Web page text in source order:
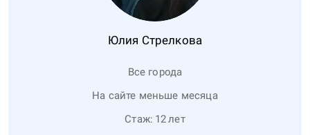
Юлия Стрелкова
Все города
На сайте меньше месяца
Стаж: 12лет